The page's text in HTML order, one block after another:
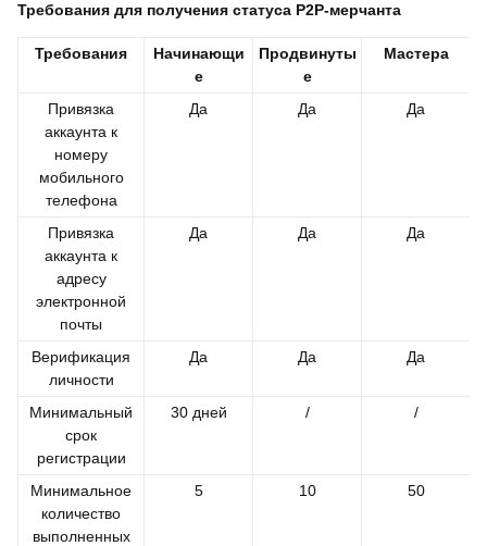
Требования для получения статуса P2P-мерчанта
Требования
Начинающи
е
Продвинуты
е
Мастера
Привязка
аккаунта к
номеру
мобильного
телефона
Да Да Да
Привязка
аккаунта к
адресу
электронной
почты
Да Да Да
Верификация
личности
Да Да Да
Минимальный
срок
регистрации
30 дней / /
Минимальное
количество
выполненных
5 10 50